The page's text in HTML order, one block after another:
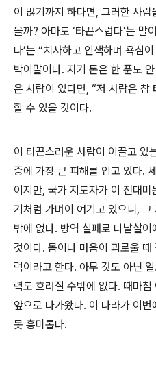
이 많기까지 하다면, 그러한 사
을까? 아마도 ‘타끈스럽다’는 말
다’는 “치사하고 인색하며 욕심
박이말이다. 자기 돈은 한 푼도
은 사람이 있다면, “저 사람은 참
할 수 있을 것이다.
이 타끈스러운 사람이 이끌고 있
증에 가장 큰 피해를 입고 있다.
이지만, 국가 지도자가 이 전대
기처럼 가벼이 여기고 있으니,
밖에 없다. 방역 실패로 나날살
것이다. 몸이나 마음이 괴로울
럭이라고 한다. 아무 것도 아닌
력도 흐려질 수밖에 없다. 때마
앞으로 다가왔다. 이 나라가 이
못 흥미롭다.